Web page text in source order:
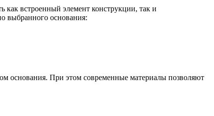
как встроенный элемент конструкции, так и
выбранного основания:
основания. При этом современные материалы позволяют